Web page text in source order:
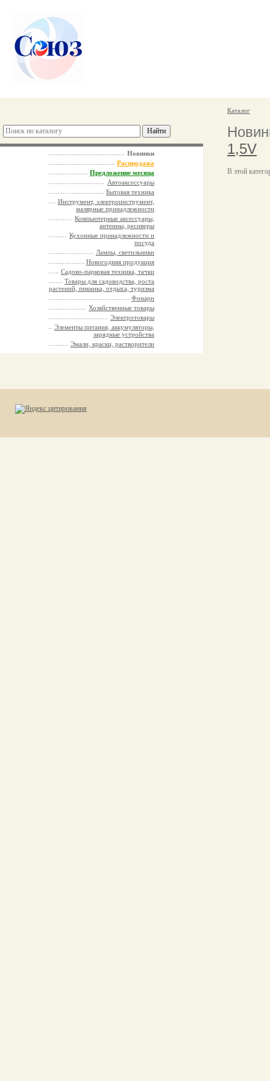
Новинки
Распродажа
Предложение месяца
Автоаксессуары
Бытовая техника
Инструмент, электроинструмент,
малярные принадлежности
Компьютерные аксессуары,
антенны, ресиверы
Кухонные принадлежности и
посуда
Лампы, светильники
Новогодняя продукция
Садово-парковая техника, тачки
Товары для садоводства, роста
растений, пикника, отдыха, туризма
Фонари
Хозяйственные товары
Электротовары
Элементы питания, аккумуляторы,
зарядные устройства
Эмали, краски, растворители
Каталог
1,5V
В этой